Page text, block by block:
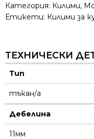
Категория: Килими,
Етикети: Килими за
ТЕХНИЧЕСКИ
Тип
тъкан/а
Дебелина
11мм